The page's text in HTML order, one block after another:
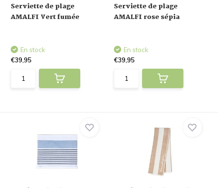
Serviette de plage
AMALFI Vert fumée
En stock
€39,95
Serviette de plage
AMALFI rose sépia
En stock
€39,95